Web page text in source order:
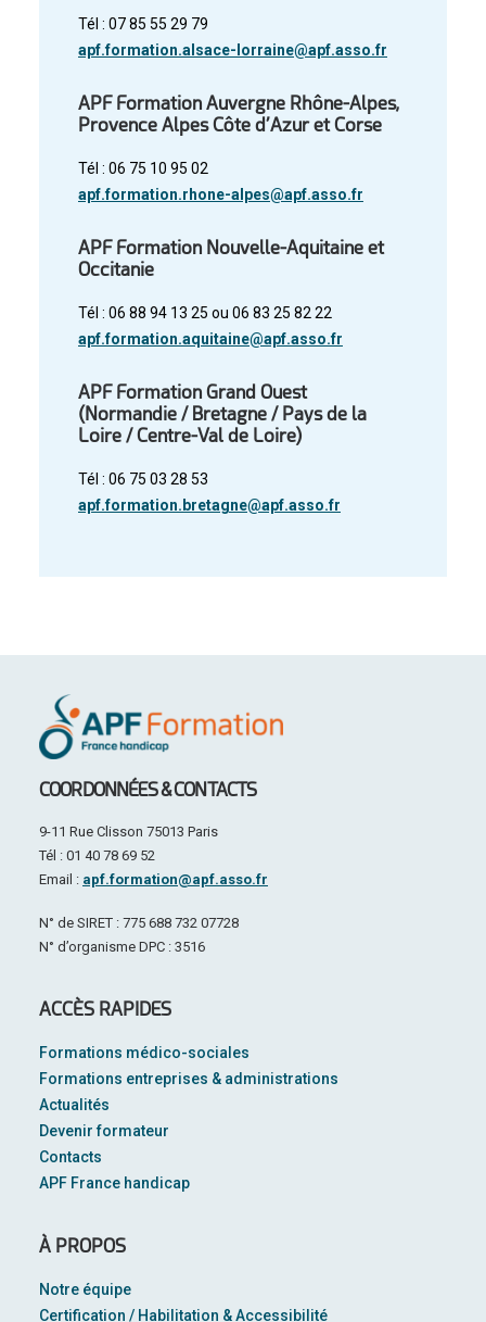
Tél : 07 85 55 29 79
apf.formation.alsace-lorraine@apf.asso.fr
APF Formation Auvergne Rhône-Alpes,
Provence Alpes Côte d’Azur et Corse
Tél : 06 75 10 95 02
apf.formation.rhone-alpes@apf.asso.fr
APF Formation Nouvelle-Aquitaine et
Occitanie
Tél : 06 88 94 13 25 ou 06 83 25 82 22
apf.formation.aquitaine@apf.asso.fr
APF Formation Grand Ouest
(Normandie / Bretagne / Pays de la
Loire / Centre-Val de Loire)
Tél : 06 75 03 28 53
apf.formation.bretagne@apf.asso.fr
COORDONNÉES & CONTACTS
9-11 Rue Clisson 75013 Paris
Tél : 01 40 78 69 52
Email : apf.formation@apf.asso.fr
N° de SIRET : 775 688 732 07728
N° d’organisme DPC : 3516
ACCÈS RAPIDES
Formations médico-sociales
Formations entreprises & administrations
Actualités
Devenir formateur
Contacts
APF France handicap
À PROPOS
Notre équipe
Certification / Habilitation & Accessibilité